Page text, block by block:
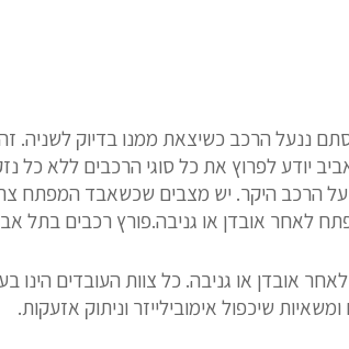
הרכב כשיצאת ממנו בדיוק לשניה. זה
יודע לפרוץ את כל סוגי הרכבים ללא כל
הרכב היקר. יש מצבים שכשאבד המפתח
לאחר אובדן או גניבה.פורץ רכבים בתל
אובדן או גניבה. כל צוות העובדים הינו
שיכפול אימובילייזר וניתוק אזעקות.